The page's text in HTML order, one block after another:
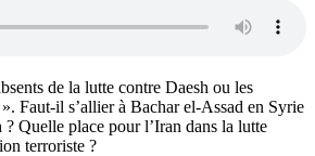
de la lutte contre Daesh ou les
Faut-il s’allier à Bachar el-Assad en Syrie
? Quelle place pour l’Iran dans la lutte
terroriste ?